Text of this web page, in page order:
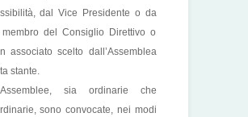
dal Vice Presidente o da
del Consiglio Direttivo o
associato scelto dall’Assemblea
stante.
sia ordinarie che
sono convocate, nei modi